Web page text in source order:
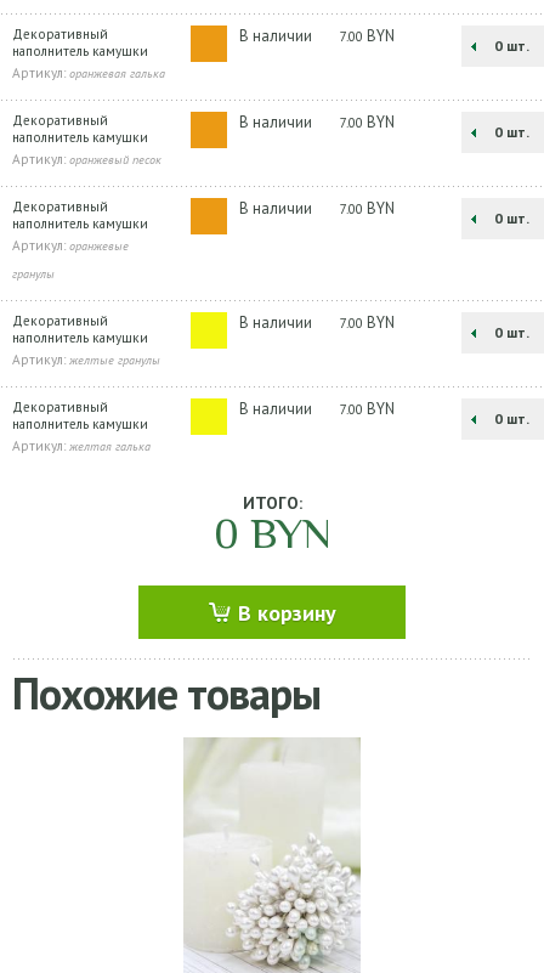
Декоративный
наполнитель камушки
Артикул: оранжевая галька
В наличии 7.00 BYN
шт.
Декоративный
наполнитель камушки
Артикул: оранжевый песок
В наличии 7.00 BYN
шт.
Декоративный
наполнитель камушки
Артикул: оранжевые
гранулы
В наличии 7.00 BYN
шт.
Декоративный
наполнитель камушки
Артикул: желтые гранулы
В наличии 7.00 BYN
шт.
Декоративный
наполнитель камушки
Артикул: желтая галька
В наличии 7.00 BYN
шт.
ИТОГО:
0 BYN
В корзину
Похожие товары